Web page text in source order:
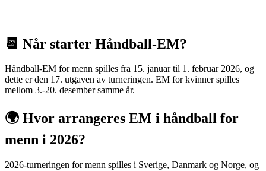
📆 Når starter Håndball-EM?
Håndball-EM for menn spilles fra 15. januar til 1. februar 2026, og
dette er den 17. utgaven av turneringen. EM for kvinner spilles
mellom 3.-20. desember samme år.
🌍 Hvor arrangeres EM i håndball for
menn i 2026?
2026-turneringen for menn spilles i Sverige, Danmark og Norge, og